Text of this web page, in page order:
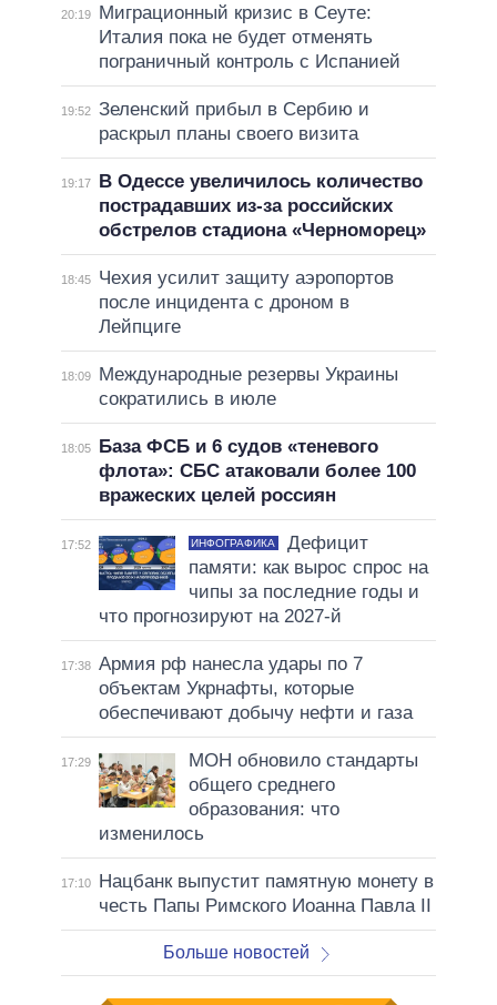
20:19
Миграционный кризис в Сеуте:
Италия пока не будет отменять
пограничный контроль с Испанией
19:52 Зеленский прибыл в Сербию и
раскрыл планы своего визита
19:17
В Одессе увеличилось количество
пострадавших из-за российских
обстрелов стадиона «Черноморец»
18:45
Чехия усилит защиту аэропортов
после инцидента с дроном в
Лейпциге
18:09
Международные резервы Украины
сократились в июле
18:05
База ФСБ и 6 судов «теневого
флота»: СБС атаковали более 100
вражеских целей россиян
17:52 ИНФОГРАФИКА
Дефицит
памяти: как вырос спрос на
чипы за последние годы и
что прогнозируют на 2027-й
17:38 Армия рф нанесла удары по 7
объектам Укрнафты, которые
обеспечивают добычу нефти и газа
17:29
МОН обновило стандарты
общего среднего
образования: что
изменилось
17:10
Нацбанк выпустит памятную монету в
честь Папы Римского Иоанна Павла II
Больше новостей